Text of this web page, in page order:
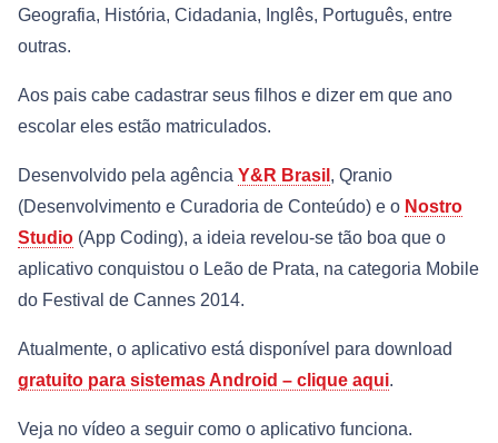
Geografia, História, Cidadania, Inglês, Português, entre
outras.
Aos pais cabe cadastrar seus filhos e dizer em que ano
escolar eles estão matriculados.
Desenvolvido pela agência Y&R Brasil , Qranio
(Desenvolvimento e Curadoria de Conteúdo) e o Nostro
Studio (App Coding), a ideia revelou-se tão boa que o
aplicativo conquistou o Leão de Prata, na categoria Mobile
do Festival de Cannes 2014.
Atualmente, o aplicativo está disponível para download
gratuito para sistemas Android – clique aqui.
Veja no vídeo a seguir como o aplicativo funciona.